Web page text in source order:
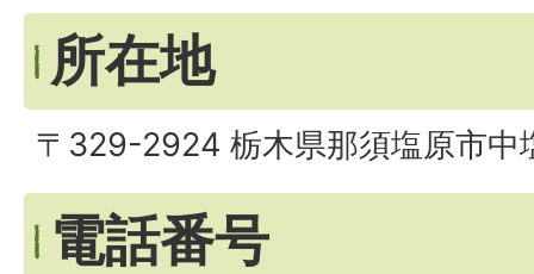
所在地
〒329-2924 栃木県那須塩原市中
電話番号